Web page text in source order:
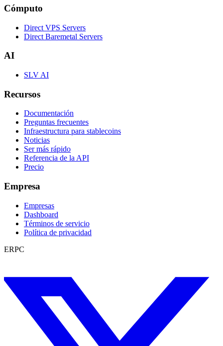
Cómputo
Direct VPS Servers
Direct Baremetal Servers
AI
SLV AI
Recursos
Documentación
Preguntas frecuentes
Infraestructura para stablecoins
Noticias
Ser más rápido
Referencia de la API
Precio
Empresa
Empresas
Dashboard
Términos de servicio
Política de privacidad
ERPC